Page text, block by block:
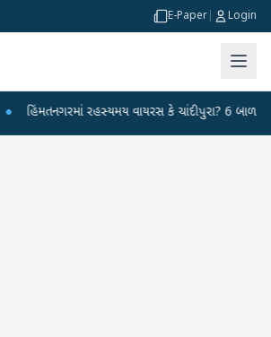
E-Paper Login
હિંમતનગરમાં રહસ્યમય વાયરસ કે ચાંદીપુરા? 6 બાળકોના